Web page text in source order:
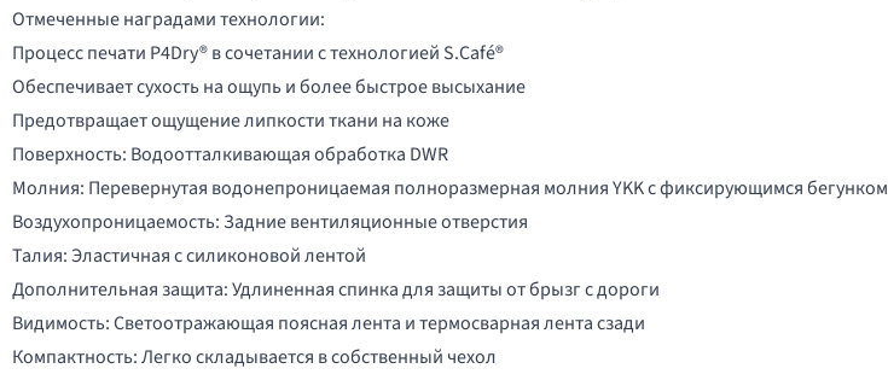
Отмеченные наградами технологии:
Процесс печати P4Dry® в сочетании с технологией S.Café®
Обеспечивает сухость на ощупь и более быстрое высыхание
Предотвращает ощущение липкости ткани на коже
Поверхность: Водоотталкивающая обработка DWR
Молния: Перевернутая водонепроницаемая полноразмерная молния YKK с фиксирующимся бегунком
Воздухопроницаемость: Задние вентиляционные отверстия
Талия: Эластичная с силиконовой лентой
Дополнительная защита: Удлиненная спинка для защиты от брызг с дороги
Видимость: Светоотражающая поясная лента и термосварная лента сзади
Компактность: Легко складывается в собственный чехол